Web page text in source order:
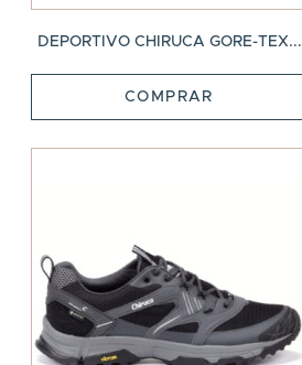
DEPORTIVO CHIRUCA GORE-TEX...
COMPRAR